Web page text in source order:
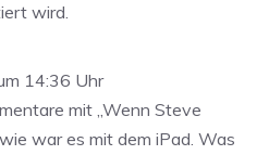
wird.
14:36 Uhr
mit „Wenn Steve
war es mit dem iPad. Was